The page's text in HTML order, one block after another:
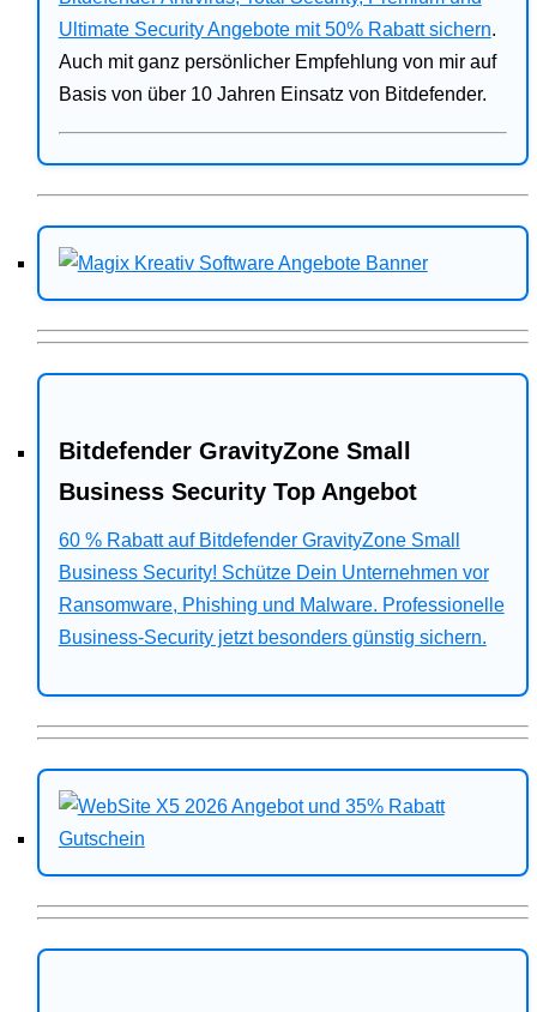
Ultimate Security Angebote mit 50% Rabatt sichern.
Auch mit ganz persönlicher Empfehlung von mir auf
Basis von über 10 Jahren Einsatz von Bitdefender.
Bitdefender GravityZone Small
Business Security Top Angebot
60 % Rabatt auf Bitdefender GravityZone Small
Business Security! Schütze Dein Unternehmen vor
Ransomware, Phishing und Malware. Professionelle
Business-Security jetzt besonders günstig sichern.